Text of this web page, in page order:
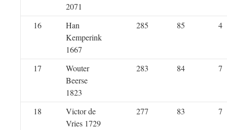
2071
16
Han
Kemperink
1667
285 85 4
17
Wouter
Beerse
1823
283 84 7
18
Victor de
Vries 1729
277 83 7